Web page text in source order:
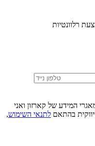
רלוונטיות
המידע של קארזון ואני
בהתאם לתנאי השימוש,